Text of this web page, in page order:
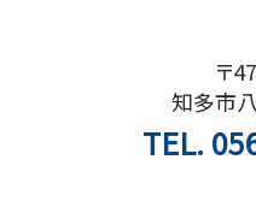
〒
知多市
TEL.